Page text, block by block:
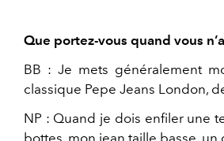
Que portez-vous quand vous
BB : Je mets généralement
classique Pepe Jeans London,
NP : Quand je dois enfiler une
bottes, mon jean taille basse,